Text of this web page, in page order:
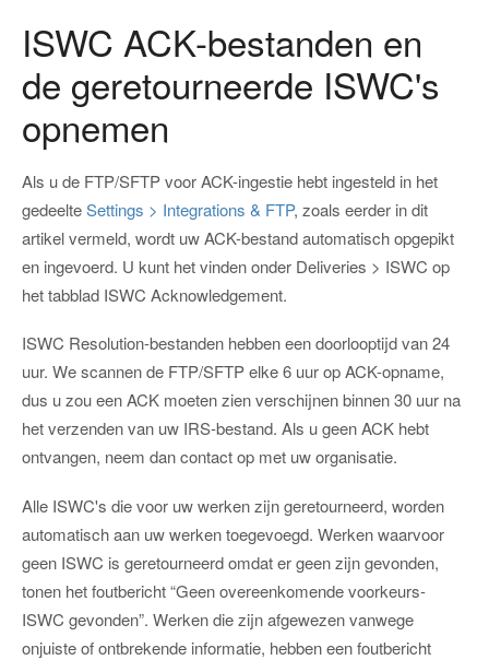
ISWC ACK-bestanden en
de geretourneerde ISWC's
opnemen
Als u de FTP/SFTP voor ACK-ingestie hebt ingesteld in het
gedeelteSettings > Integrations & FTP, zoals eerder in dit
artikel vermeld, wordt uw ACK-bestand automatisch opgepikt
en ingevoerd. U kunt het vinden onder Deliveries > ISWC op
het tabblad ISWC Acknowledgement.
ISWC Resolution-bestanden hebben een doorlooptijd van 24
uur. We scannen de FTP/SFTP elke 6 uur op ACK-opname,
dus u zou een ACK moeten zien verschijnen binnen 30 uur na
het verzenden van uw IRS-bestand. Als u geen ACK hebt
ontvangen, neem dan contact op met uw organisatie.
Alle ISWC's die voor uw werken zijn geretourneerd, worden
automatisch aan uw werken toegevoegd. Werken waarvoor
geen ISWC is geretourneerd omdat er geen zijn gevonden,
tonen het foutbericht “Geen overeenkomende voorkeurs-
ISWC gevonden”. Werken die zijn afgewezen vanwege
onjuiste of ontbrekende informatie, hebben een foutbericht